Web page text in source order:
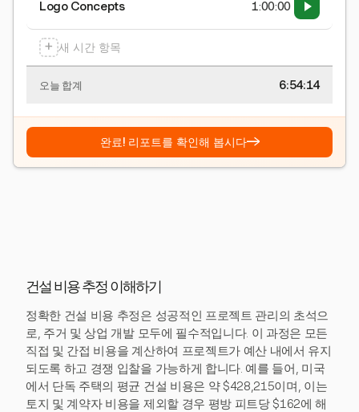
Logo Concepts 1:00:00
+ 새 시간 항목
오늘 합계 6:54:15
완료! 리포트를 확인해 봅시다→
건설 비용 추정 이해하기
정확한 건설 비용 추정은 성공적인 프로젝트 관리의 초석으
로, 주거 및 상업 개발 모두에 필수적입니다. 이 과정은 모든
직접 및 간접 비용을 계산하여 프로젝트가 예산 내에서 유지
되도록 하고 경쟁 입찰을 가능하게 합니다. 예를 들어, 미국
에서 단독 주택의 평균 건설 비용은 약 $428,215이며, 이는
토지 및 계약자 비용을 제외할 경우 평방 피트당 $162에 해